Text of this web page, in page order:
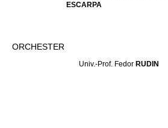
ESCARPA
ORCHESTER
Univ.-Prof. Fedor RUDIN